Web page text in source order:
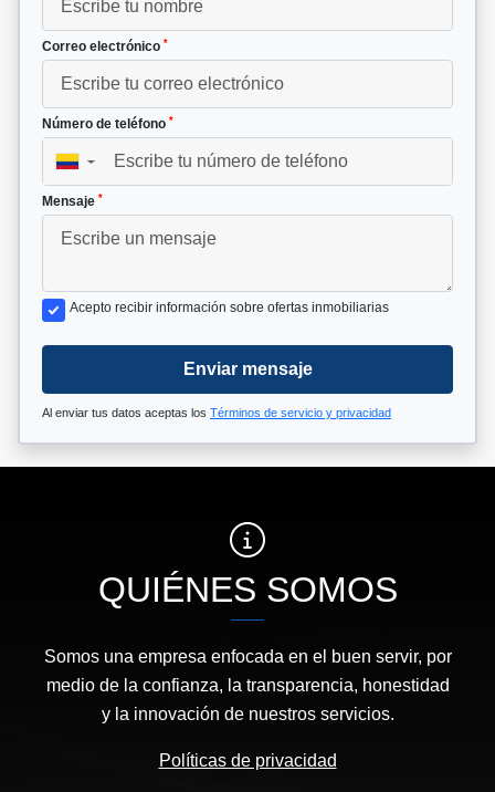
Correo electrónico *
Número de teléfono *
▼
Mensaje *
Acepto recibir información sobre ofertas inmobiliarias
Enviar mensaje
Al enviar tus datos aceptas los Términos de servicio y privacidad
QUIÉNES SOMOS
Somos una empresa enfocada en el buen servir, por
medio de la confianza, la transparencia, honestidad
y la innovación de nuestros servicios.
Políticas de privacidad